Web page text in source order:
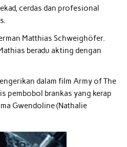
cerdas dan profesional
Matthias Schweighöfer.
beradu akting dengan
dalam film Army of The
pembobol brankas yang kerap
Gwendoline (Nathalie